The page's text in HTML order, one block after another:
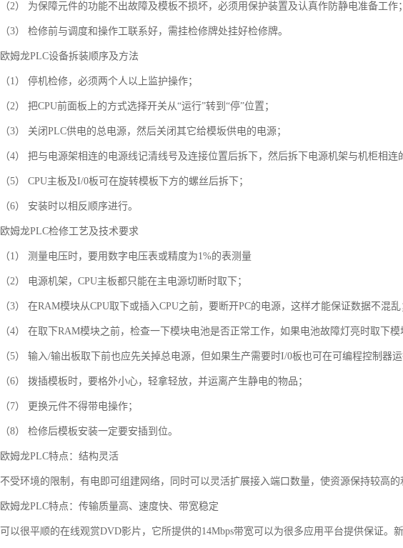
（2） 为保障元件的功能不出故障及模板不损坏，必须用保护装置及认真作防静电准备工作
（3） 检修前与调度和操作工联系好，需挂检修牌处挂好检修牌。
欧姆龙PLC设备拆装顺序及方法
（1） 停机检修，必须两个人以上监护操作；
（2） 把CPU前面板上的方式选择开关从“运行”转到“停”位置；
（3） 关闭PLC供电的总电源，然后关闭其它给模坂供电的电源；
（4） 把与电源架相连的电源线记清线号及连接位置后拆下，然后拆下电源机架与机柜相
（5） CPU主板及I/0板可在旋转模板下方的螺丝后拆下；
（6） 安装时以相反顺序进行。
欧姆龙PLC检修工艺及技术要求
（1） 测量电压时，要用数字电压表或精度为1%的表测量
（2） 电源机架，CPU主板都只能在主电源切断时取下；
（3） 在RAM模块从CPU取下或插入CPU之前，要断开PC的电源，这样才能保证数据不混乱
（4） 在取下RAM模块之前，检查一下模块电池是否正常工作，如果电池故障灯亮时取下
（5） 输入/输出板取下前也应先关掉总电源，但如果生产需要时I/0板也可在可编程控制器
（6） 拨插模板时，要格外小心，轻拿轻放，并运离产生静电的物品；
（7） 更换元件不得带电操作；
（8） 检修后模板安装一定要安插到位。
欧姆龙PLC特点：结构灵活
不受环境的限制，有电即可组建网络，同时可以灵活扩展接入端口数量，使资源保持较高
欧姆龙PLC特点：传输质量高、速度快、带宽稳定
可以很平顺的在线观赏DVD影片，它所提供的14Mbps带宽可以为很多应用平台提供保证。